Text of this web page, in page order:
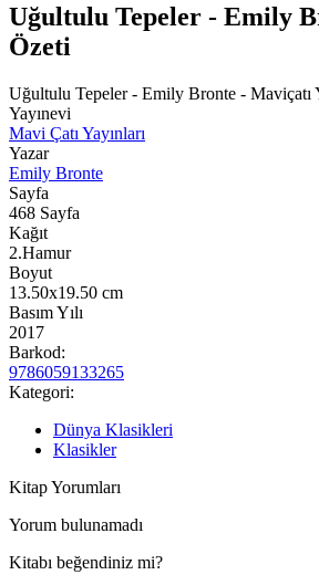
Uğultulu Tepeler - Emily
Özeti
Uğultulu Tepeler - Emily Bronte - Maviçatı
Yayınevi
Mavi Çatı Yayınları
Yazar
Emily Bronte
Sayfa
468 Sayfa
Kağıt
2.Hamur
Boyut
13.50x19.50 cm
Basım Yılı
2017
Barkod:
9786059133265
Kategori:
Dünya Klasikleri
Klasikler
Kitap Yorumları
Yorum bulunamadı
Kitabı beğendiniz mi?